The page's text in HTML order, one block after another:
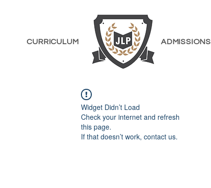
CURRICULUM ADMISSIONS
Widget Didn’t Load
Check your internet and refresh
this page.
If that doesn’t work, contact us.